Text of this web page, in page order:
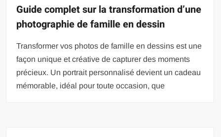
Guide complet sur la transformation d’une
photographie de famille en dessin
Transformer vos photos de famille en dessins est une
façon unique et créative de capturer des moments
précieux. Un portrait personnalisé devient un cadeau
mémorable, idéal pour toute occasion, que